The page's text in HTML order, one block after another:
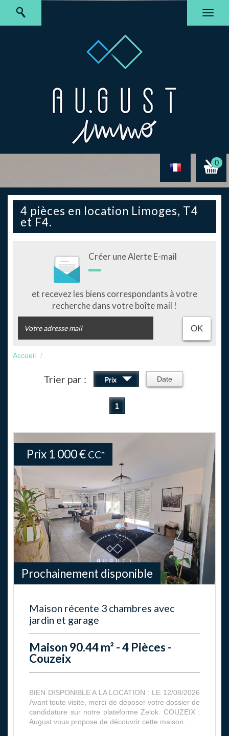
0
4 pièces en location Limoges, T4
et F4.
Créer une Alerte E-mail
et recevez les biens correspondants à votre
recherche dans votre boîte mail !
OK
Accueil
Trier par : Prix Date
1
Prochainement disponible
Prix 1 000 € CC*
Maison récente 3 chambres avec
jardin et garage
Maison 90.44 m² - 4 Pièces -
Couzeix
BIEN DISPONIBLE A LA LOCATION : LE 12/08/2026
Avant toute visite, merci de déposer votre dossier de
candidature sur notre plateforme Zelok. COUZEIX :
August vous propose de découvrir cette maison...